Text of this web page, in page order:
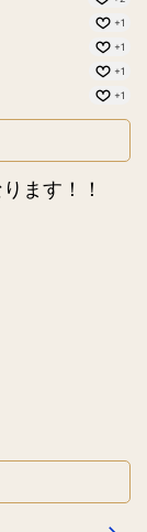
+1
+1
+1
+1
ます！！